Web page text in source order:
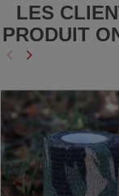
LES
PRODUIT
Précédent
keyboard_arrow_left Suivant
keyboard_arrow_right